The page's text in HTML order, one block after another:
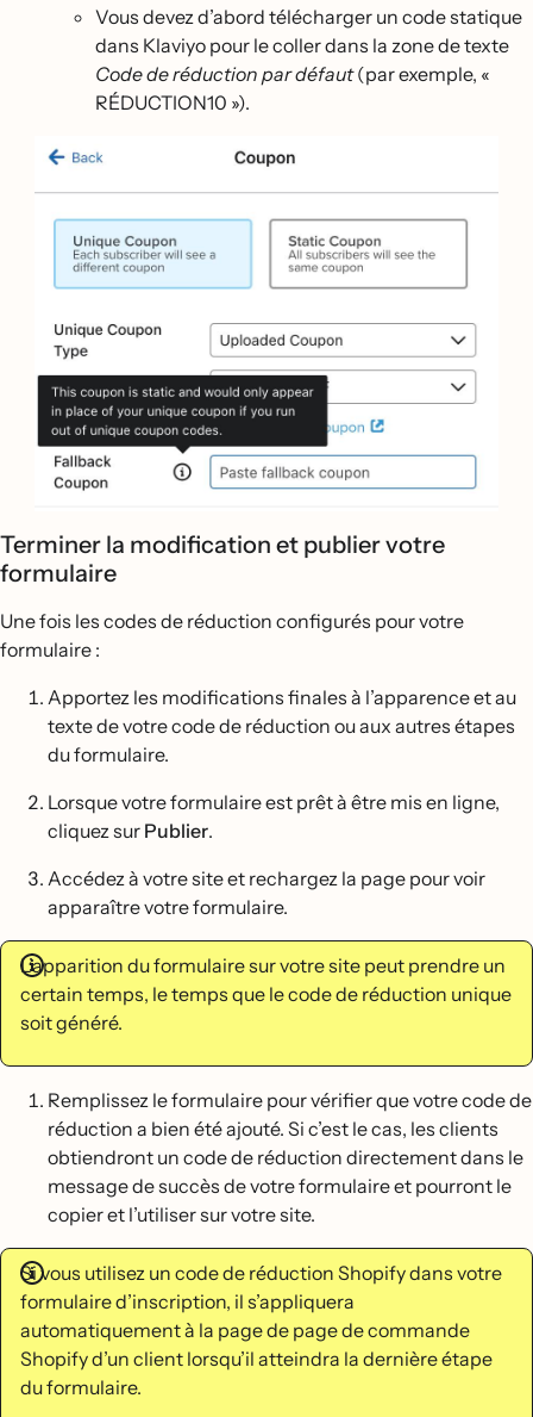
Vous devez d’abord télécharger un code statique
dans Klaviyo pour le coller dans la zone de texte
Code de réduction par défaut(par exemple, «
RÉDUCTION10 »).
Terminer la modification et publier votre
formulaire
Une fois les codes de réduction configurés pour votre
formulaire :
Apportez les modifications finales à l’apparence et au
texte de votre code de réduction ou aux autres étapes
du formulaire.
Lorsque votre formulaire est prêt à être mis en ligne,
cliquez sur Publier.
Accédez à votre site et rechargez la page pour voir
apparaître votre formulaire.
L’apparition du formulaire sur votre site peut prendre un
certain temps, le temps que le code de réduction unique
soit généré.
Remplissez le formulaire pour vérifier que votre code de
réduction a bien été ajouté. Si c’est le cas, les clients
obtiendront un code de réduction directement dans le
message de succès de votre formulaire et pourront le
copier et l’utiliser sur votre site.
Si vous utilisez un code de réduction Shopify dans votre
formulaire d’inscription, il s’appliquera
automatiquement à la page de page de commande
Shopify d’un client lorsqu’il atteindra la dernière étape
du formulaire.